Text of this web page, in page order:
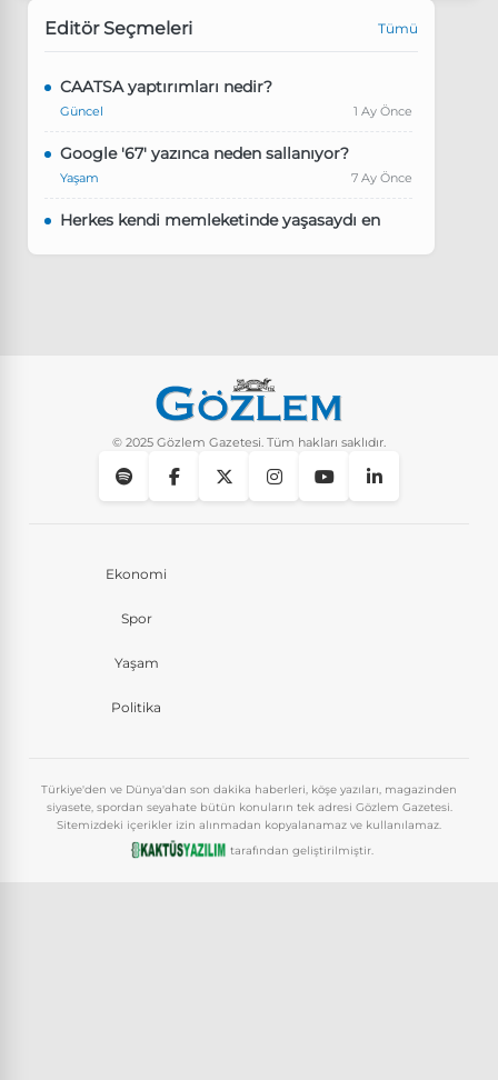
Editör Seçmeleri Tümü
CAATSA yaptırımları nedir?
Güncel 1 Ay Önce
Google '67' yazınca neden sallanıyor?
Yaşam 7 Ay Önce
Herkes kendi memleketinde yaşasaydı en
Instagram’da keşfet nasıl temizlenir?
© 2025 Gözlem Gazetesi. Tüm hakları saklıdır.
Ekonomi
Spor
Yaşam
Politika
Türkiye'den ve Dünya'dan son dakika haberleri, köşe yazıları, magazinden
siyasete, spordan seyahate bütün konuların tek adresi Gözlem Gazetesi.
Sitemizdeki içerikler izin alınmadan kopyalanamaz ve kullanılamaz.
tarafından geliştirilmiştir.